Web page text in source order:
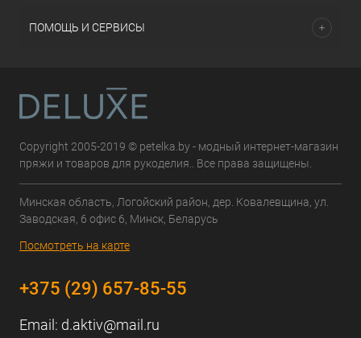
ПОМОЩЬ И СЕРВИСЫ
Copyright 2005-2019 © petelka.by - модный интернет-магазин
пряжи и товаров для рукоделия.. Все права защищены.
Минская область, Логойский район, дер. Ковалевщина, ул.
Заводская, 6 офис 6, Минск, Беларусь
Посмотреть на карте
+375 (29) 657-85-55
Email: d.aktiv@mail.ru